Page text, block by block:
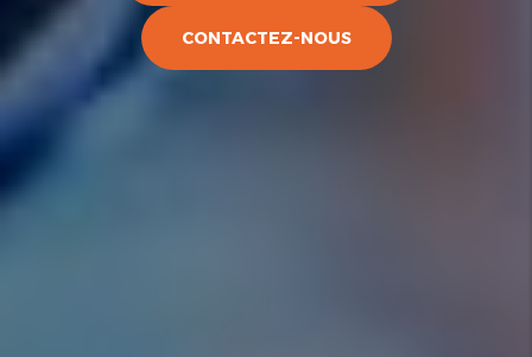
CONTACTEZ-NOUS